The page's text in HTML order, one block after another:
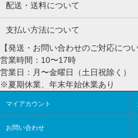
配送・送料について
支払い方法について
【発送・お問い合わせのご対応につい
営業時間：10〜17時
営業日：月〜金曜日（土日祝除く）
※夏期休業、年末年始休業あり
マイアカウント
お問い合わせ